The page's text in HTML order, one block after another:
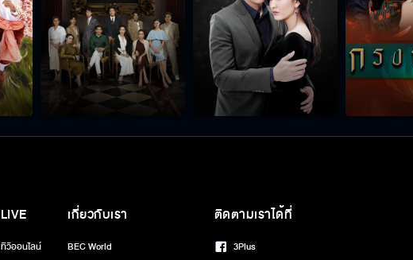
LIVE
ทีวีออนไลน์
เกี่ยวกับเรา
BEC World
ติดตามเราได้ที่
3Plus